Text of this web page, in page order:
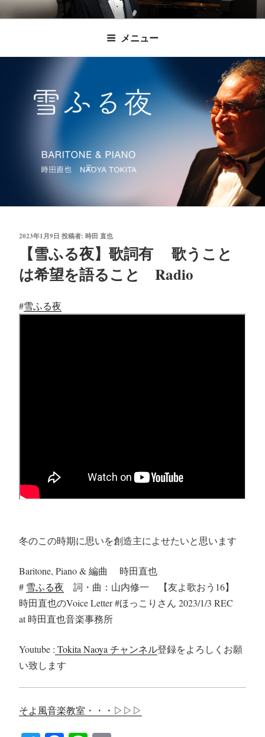
コ
ン
時田直也 声楽
家/BARITONE
歌うことは希望を語ること、生きることは喜
びも悲しみもわかちあうことかけがえのない
あなたに「いのちの歌」をお届けします。
メニュー
投
2023年1月9日 投稿者: 時田 直也
【雪ふる夜】歌詞有 歌うこと
は希望を語ること Radio
#雪ふる夜
冬のこの時期に思いを創造主によせたいと思います
Baritone, Piano & 編曲 時田直也
# 雪ふる夜 詞・曲：山内修一 【友よ歌おう16】
時田直也のVoice Letter #ほっこりさん 2023/1/3 REC
at 時田直也音楽事務所
Youtube : Tokita Naoya チャンネル登録をよろしくお願
い致します
そよ風音楽教室・・・▷▷▷